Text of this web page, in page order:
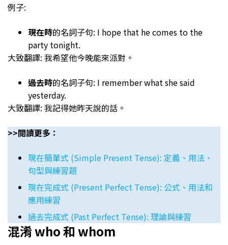
例子:
現在時的名詞子句: I hope that he comes to the
party tonight.
大致翻譯: 我希望他今晚能來派對。
過去時的名詞子句: I remember what she said
yesterday.
大致翻譯: 我記得她昨天說的話。
>>閲讀更多：
現在簡單式 (Simple Present Tense): 定義、用法、
句型與練習題
現在完成式 (Present Perfect Tense): 公式、用法和
應用練習
過去完成式 (Past Perfect Tense): 理論與練習
混淆 who 和 whom